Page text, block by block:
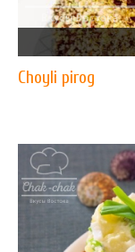
Choyli pirog